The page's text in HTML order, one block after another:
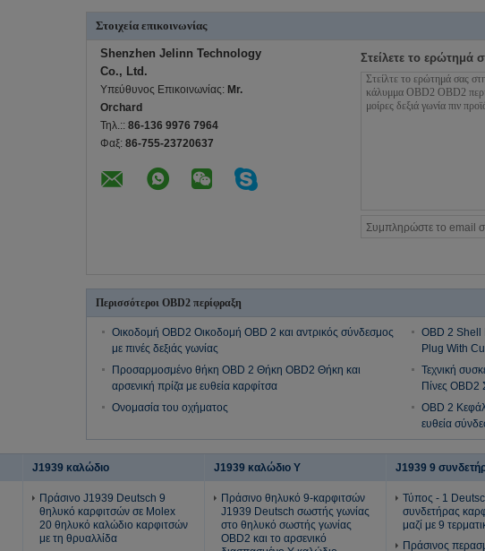
Στοιχεία επικοινωνίας
Shenzhen Jelinn Technology
Co., Ltd.
Υπεύθυνος Επικοινωνίας: Mr.
Orchard
Τηλ.:: 86-136 9976 7964
Φαξ: 86-755-23720637
Στείλετε το ερώτημά
Περισσότεροι OBD2 περίφραξη
Οικοδομή OBD2 Οικοδομή OBD 2 και αντρικός σύνδεσμος
με πινές δεξιάς γωνίας
OBD 2 Shell
Plug With
Προσαρμοσμένο θήκη OBD 2 Θήκη OBD2 Θήκη και
αρσενική πρίζα με ευθεία καρφίτσα
Τεχνική
Πίνες OBD2
Ονομασία του οχήματος
OBD 2
ευθεία
J1939 καλώδιο
Πράσινο J1939 Deutsch 9
θηλυκό καρφιτσών σε Molex
20 θηλυκό καλώδιο καρφιτσών
με τη θρυαλλίδα
J1939 καλώδιο Υ
Πράσινο θηλυκό 9-καρφιτσών
J1939 Deutsch σωστής γωνίας
στο θηλυκό σωστής γωνίας
OBD2 και το αρσενικό
J1939 9
Τύπος - 1
συνδετήρας
μαζί με 9
Πράσινος